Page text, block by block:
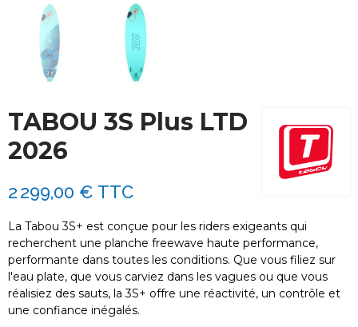
TABOU 3S Plus LTD
2026
2 299,00 € TTC
La Tabou 3S+ est conçue pour les riders exigeants qui
recherchent une planche freewave haute performance,
performante dans toutes les conditions. Que vous filiez sur
l'eau plate, que vous carviez dans les vagues ou que vous
réalisiez des sauts, la 3S+ offre une réactivité, un contrôle et
une confiance inégalés.